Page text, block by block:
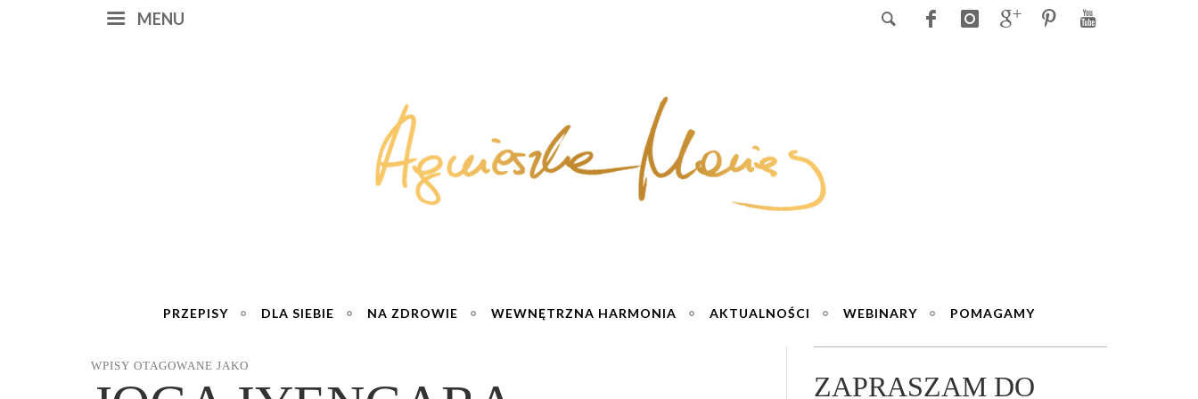
MENU
PRZEPISY DLA SIEBIE NA ZDROWIE WEWNĘTRZNA HARMONIA AKTUALNOŚCI WEBINARY POMAGAMY
WPISY OTAGOWANE JAKO
ZAPRASZAM DO